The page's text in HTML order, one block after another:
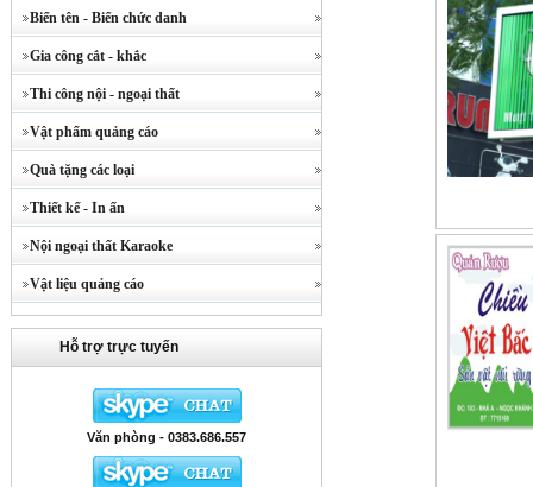
Biển tên - Biển chức danh
Gia công cắt - khắc
Thi công nội - ngoại thất
Vật phẩm quảng cáo
Quà tặng các loại
Thiết kế - In ấn
Nội ngoại thất Karaoke
Vật liệu quảng cáo
Hỗ trợ trực tuyến
Văn phòng - 0383.686.557